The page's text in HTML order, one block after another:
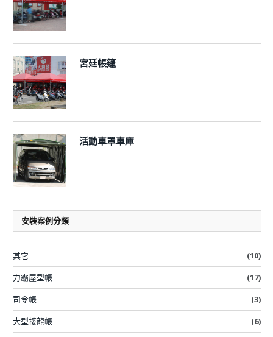
宮廷帳篷
活動車罩車庫
安裝案例分類
其它
(10)
力霸屋型帳
(17)
司令帳
(3)
大型接龍帳
(6)